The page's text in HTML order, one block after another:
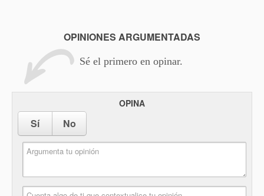
OPINIONES ARGUMENTADAS
Sé el primero en opinar.
OPINA
Sí No